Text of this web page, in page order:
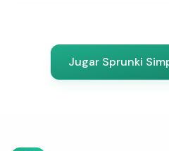
Jugar Sprunki